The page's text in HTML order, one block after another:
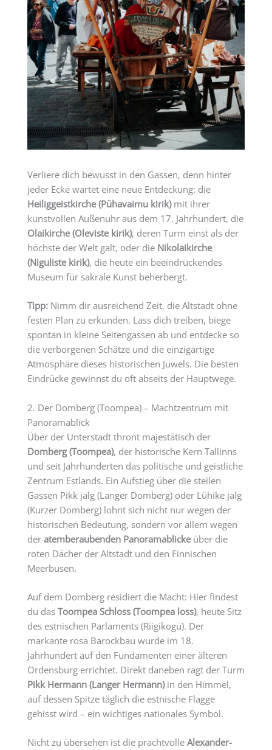
Verliere dich bewusst in den Gassen, denn hinter
jeder Ecke wartet eine neue Entdeckung: die
Heiliggeistkirche (Pühavaimu kirik)mit ihrer
kunstvollen Außenuhr aus dem 17. Jahrhundert, die
Olaikirche (Oleviste kirik), deren Turm einst als der
höchste der Welt galt, oder die Nikolaikirche
(Niguliste kirik), die heute ein beeindruckendes
Museum für sakrale Kunst beherbergt.
Tipp: Nimm dir ausreichend Zeit, die Altstadt ohne
festen Plan zu erkunden. Lass dich treiben, biege
spontan in kleine Seitengassen ab und entdecke so
die verborgenen Schätze und die einzigartige
Atmosphäre dieses historischen Juwels. Die besten
Eindrücke gewinnst du oft abseits der Hauptwege.
2. Der Domberg (Toompea) – Machtzentrum mit
Panoramablick
Über der Unterstadt thront majestätisch der
Domberg (Toompea), der historische Kern Tallinns
und seit Jahrhunderten das politische und geistliche
Zentrum Estlands. Ein Aufstieg über die steilen
Gassen Pikk jalg (Langer Domberg) oder Lühike jalg
(Kurzer Domberg) lohnt sich nicht nur wegen der
historischen Bedeutung, sondern vor allem wegen
der atemberaubenden Panoramablickeüber die
roten Dächer der Altstadt und den Finnischen
Meerbusen.
Auf dem Domberg residiert die Macht: Hier findest
du das Toompea Schloss (Toompea loss), heute Sitz
des estnischen Parlaments (Riigikogu). Der
markante rosa Barockbau wurde im 18.
Jahrhundert auf den Fundamenten einer älteren
Ordensburg errichtet. Direkt daneben ragt der Turm
Pikk Hermann (Langer Hermann)in den Himmel,
auf dessen Spitze täglich die estnische Flagge
gehisst wird – ein wichtiges nationales Symbol.
Nicht zu übersehen ist die prachtvolle Alexander-